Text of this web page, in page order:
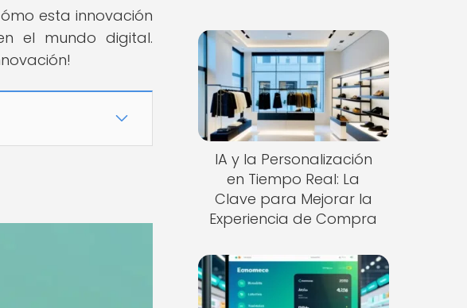
esta innovación
el mundo digital.
IA y la Personalización
en Tiempo Real: La
Clave para Mejorar la
Experiencia de Compra